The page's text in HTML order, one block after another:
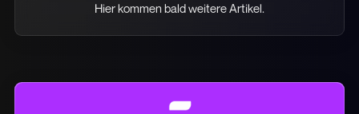
Hier kommen bald weitere Artikel.